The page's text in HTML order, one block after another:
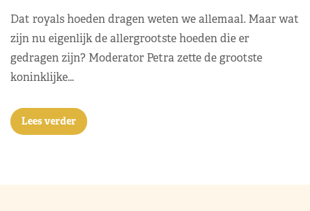
Dat royals hoeden dragen weten we allemaal. Maar wat
zijn nu eigenlijk de allergrootste hoeden die er
gedragen zijn? Moderator Petra zette de grootste
koninklijke…
Lees verder